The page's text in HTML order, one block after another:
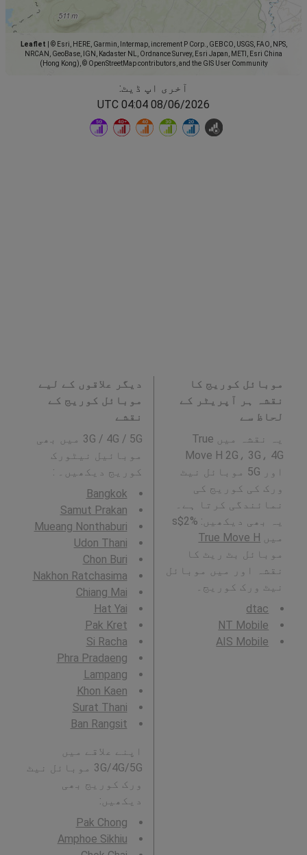
Leaflet
© Esri, HERE, Garmin, Intermap, increment P Corp., GEBCO, USGS, FAO, NPS,
NRCAN, GeoBase, IGN, Kadaster NL, Ordnance Survey, Esri Japan, METI, Esri China
(Hong Kong), © OpenStreetMap contributors, and the GIS User Community
آخری اپ ڈیٹ:
08/06/2026 04:04 UTC
موبائل کوریج کا
نقشہ ہر آپریٹر کے
لحاظ سے
یہ نقشہ میں True
Move H 2G، 3G، 4G
اور 5G موبائل نیٹ
ورک کی کوریج کی
نمائندگی کرتا ہے۔
یہ بھی دیکھیں: %2$s
میں True Move H
موبائل بٹ ریٹ کا
نقشہ اور میں موبائل
نیٹ ورک کوریج۔
dtac
NT Mobile
AIS Mobile
دیگر علاقوں کے لیے
موبائل کوریج کے
نقشے
3G / 4G / 5G میں بھی
موبائیل نیٹورک
کوریج دیکھیں۔ :
Bangkok
Samut Prakan
Mueang Nonthaburi
Udon Thani
Chon Buri
Nakhon Ratchasima
Chiang Mai
Hat Yai
Pak Kret
Si Racha
Phra Pradaeng
Lampang
Khon Kaen
Surat Thani
Ban Rangsit
اپنے علاقے میں
3G/4G/5G موبائل نیٹ
ورک کوریج بھی
دیکھیں:
Pak Chong
Amphoe Sikhiu